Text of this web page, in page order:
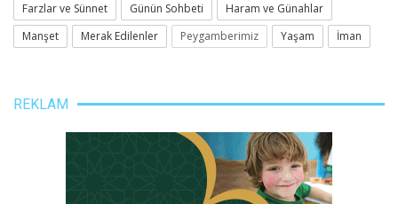
Farzlar ve Sünnet
Günün Sohbeti
Haram ve Günahlar
Manşet
Merak Edilenler Peygamberimiz Yaşam İman
REKLAM